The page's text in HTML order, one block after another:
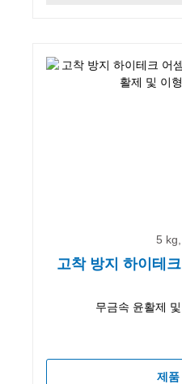
5
고착 방지 하이테
무금속 윤활제
제품